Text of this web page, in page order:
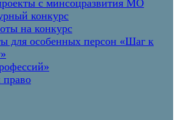
с минсоцразвития МО
конкурс
на конкурс
для особенных персон «Шаг к
право